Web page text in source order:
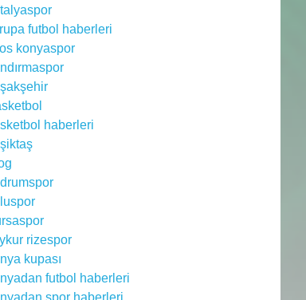
futbol haberleri
konyaspor
haberleri
rizespor
kupası
futbol haberleri
spor haberleri